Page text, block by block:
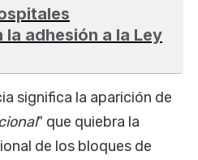
adhesión a la Ley
significa la aparición de
" que quiebra la
de los bloques de